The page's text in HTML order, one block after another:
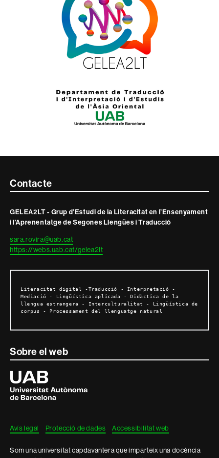
Contacte
informació
legal
Contacte
GELEA2LT - Grup d’Estudi de la Literacitat en l’Ensenyament
i l’Aprenentatge de Segones Llengües i Traducció
sara.rovira@uab.cat
https://webs.uab.cat/gelea2lt
Literacitat digital -Traducció - Interpretació -
Mediació - Lingüística aplicada - Didàctica de la
llengua estrangera - Interculturalitat - Lingüística de
corpus - Processament del llenguatge natural
Sobre el web
Universitat
Autònoma
de
Barcelona
Avís legal Protecció de dades Accessibilitat web
Som una universitat capdavantera que imparteix una docència